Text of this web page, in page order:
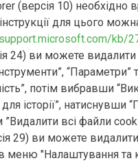
(версія 10) необхідно
для цього
kb/
24) ви можете
“Параметри”
потім вибравши
історії”, натиснувши
”Видалити всі файли
29) ви можете
"Налаштування та